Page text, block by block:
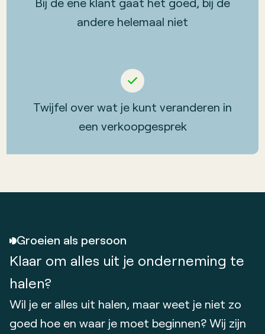
andere helemaal niet
Twijfel over wat je kunt veranderen in
een verkoopgesprek
Groeien als persoon
Klaar om alles uit je onderneming te
halen?
Wil je er alles uit halen, maar weet je niet zo
goed hoe en waar je moet beginnen? Wij zijn